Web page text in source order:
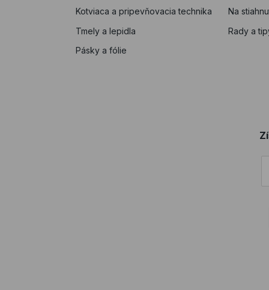
Kotviaca a pripevňovacia technika
Tmely a lepidla
Pásky a fólie
Na
Rady a